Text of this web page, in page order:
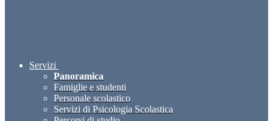
Servizi
Panoramica
Famiglie e studenti
Personale scolastico
Servizi di Psicologia Scolastica